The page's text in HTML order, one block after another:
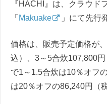
『HACHI』は、クラウド
「 Makuake 」にて先行
価格は、販売予定価格が
込）、3～5合炊107,800
で1～1.5合炊は10％オフ
は20％オフの86,240円（